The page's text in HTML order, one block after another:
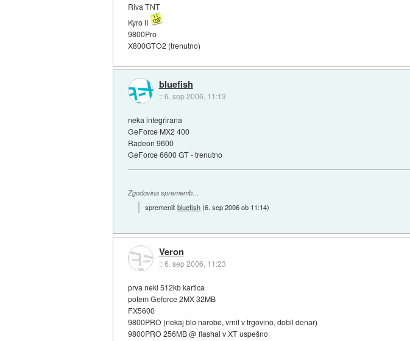
Riva TNT
Kyro II
9800Pro
X800GTO2 (trenutno)
bluefish
::6. sep 2006, 11:13
neka integrirana
GeForce MX2 400
Radeon 9600
GeForce 6600 GT - trenutno
Zgodovina sprememb…
spremenil:bluefish(6. sep 2006 ob 11:14)
Veron
::6. sep 2006, 11:23
prva neki 512kb kartica
potem Geforce 2MX 32MB
FX5600
9800PRO (nekaj blo narobe, vrnil v trgovino, dobil denar)
9800PRO 256MB @ flashal v XT uspešno